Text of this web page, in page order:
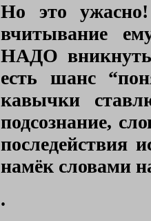
Но это
вчитывание
НАДО вникнуть
есть шанс
кавычки
подсознание,
последействия
намёк словами
.